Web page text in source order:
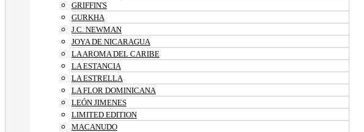
GRIFFIN'S
GURKHA
J.C. NEWMAN
JOYA DE NICARAGUA
LA AROMA DEL CARIBE
LA ESTANCIA
LA ESTRELLA
LA FLOR DOMINICANA
LEÓN JIMENES
LIMITED EDITION
MACANUDO